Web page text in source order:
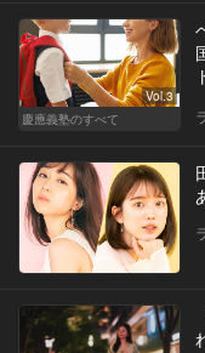
Vol.3
慶應義塾のすべて